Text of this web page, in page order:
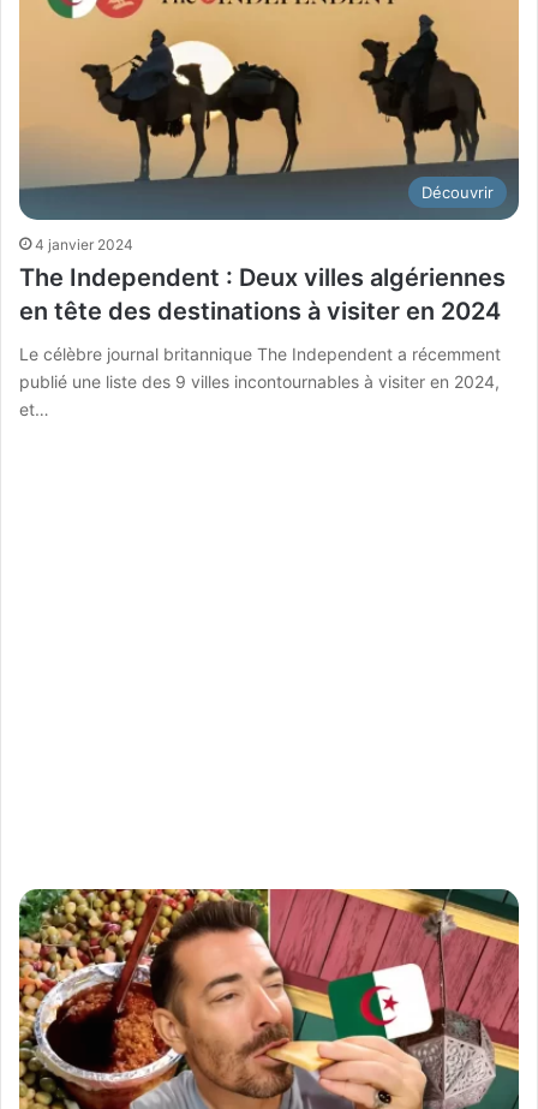
Découvrir
4 janvier 2024
The Independent : Deux villes algériennes
en tête des destinations à visiter en 2024
Le célèbre journal britannique The Independent a récemment
publié une liste des 9 villes incontournables à visiter en 2024,
et…